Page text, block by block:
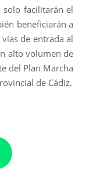
facilitarán el
beneficiarán a
de entrada al
alto volumen de
del Plan Marcha
de Cádiz.